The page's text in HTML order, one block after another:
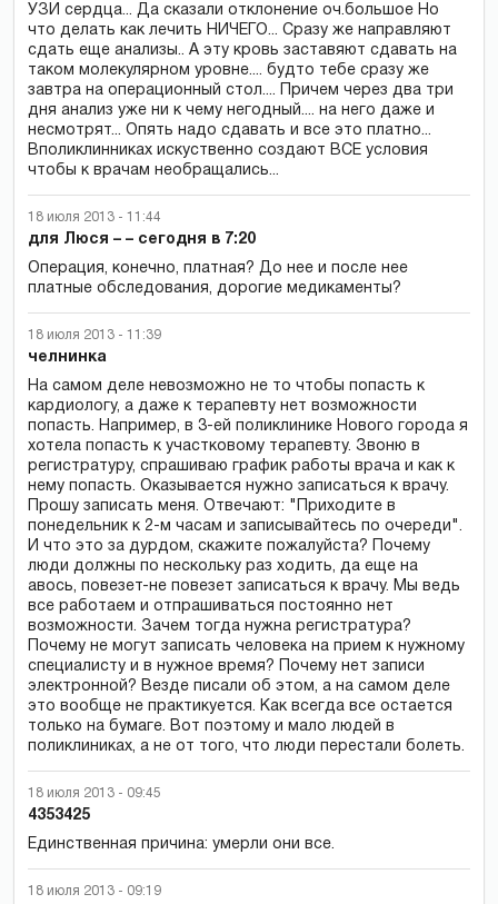
УЗИ сердца... Да сказали отклонение оч.большое Но
что делать как лечить НИЧЕГО... Сразу же направляют
сдать еще анализы.. А эту кровь заставяют сдавать на
таком молекулярном уровне.... будто тебе сразу же
завтра на операционный стол.... Причем через два три
дня анализ уже ни к чему негодный.... на него даже и
несмотрят... Опять надо сдавать и все это платно...
Вполиклинниках искуственно создают ВСЕ условия
чтобы к врачам необращались...
18 июля 2013 - 11:44
для Люся – – сегодня в 7:20
Операция, конечно, платная? До нее и после нее
платные обследования, дорогие медикаменты?
18 июля 2013 - 11:39
челнинка
На самом деле невозможно не то чтобы попасть к
кардиологу, а даже к терапевту нет возможности
попасть. Например, в 3-ей поликлинике Нового города я
хотела попасть к участковому терапевту. Звоню в
регистратуру, спрашиваю график работы врача и как к
нему попасть. Оказывается нужно записаться к врачу.
Прошу записать меня. Отвечают: "Приходите в
понедельник к 2-м часам и записывайтесь по очереди".
И что это за дурдом, скажите пожалуйста? Почему
люди должны по нескольку раз ходить, да еще на
авось, повезет-не повезет записаться к врачу. Мы ведь
все работаем и отпрашиваться постоянно нет
возможности. Зачем тогда нужна регистратура?
Почему не могут записать человека на прием к нужному
специалисту и в нужное время? Почему нет записи
электронной? Везде писали об этом, а на самом деле
это вообще не практикуется. Как всегда все остается
только на бумаге. Вот поэтому и мало людей в
поликлиниках, а не от того, что люди перестали болеть.
18 июля 2013 - 09:45
4353425
Единственная причина: умерли они все.
18 июля 2013 - 09:19